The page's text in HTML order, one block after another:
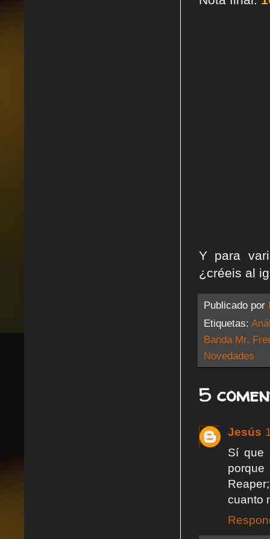
Y para
¿créeis al
Publicado por
Etiquetas:
Banda Mr.
Novedades
5
Jesús
Sí que
cuanto